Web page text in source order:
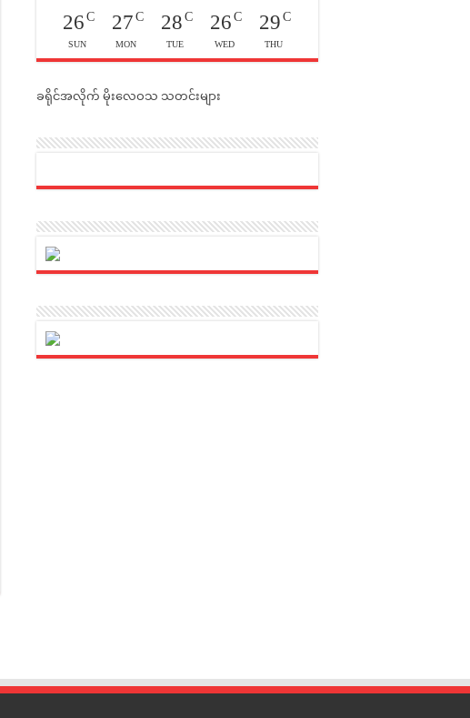
26 C
SUN
27 C
MON
28 C
TUE
26 C
WED
29 C
THU
ခရိုင်အလိုက် မိုးလေဝသ သတင်းများ